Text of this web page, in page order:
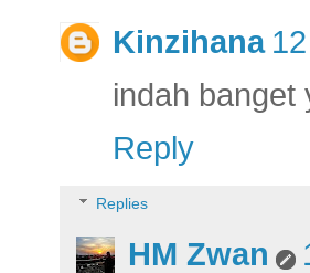
Kinzihana
indah banget
Reply
Replies
HM Zwan